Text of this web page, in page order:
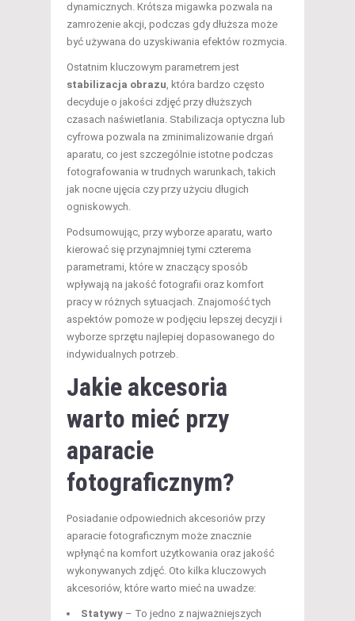
dynamicznych. Krótsza migawka pozwala na
zamrożenie akcji, podczas gdy dłuższa może
być używana do uzyskiwania efektów rozmycia.
Ostatnim kluczowym parametrem jest
stabilizacja obrazu, która bardzo często
decyduje o jakości zdjęć przy dłuższych
czasach naświetlania. Stabilizacja optyczna lub
cyfrowa pozwala na zminimalizowanie drgań
aparatu, co jest szczególnie istotne podczas
fotografowania w trudnych warunkach, takich
jak nocne ujęcia czy przy użyciu długich
ogniskowych.
Podsumowując, przy wyborze aparatu, warto
kierować się przynajmniej tymi czterema
parametrami, które w znaczący sposób
wpływają na jakość fotografii oraz komfort
pracy w różnych sytuacjach. Znajomość tych
aspektów pomoże w podjęciu lepszej decyzji i
wyborze sprzętu najlepiej dopasowanego do
indywidualnych potrzeb.
Jakie akcesoria
warto mieć przy
aparacie
fotograficznym?
Posiadanie odpowiednich akcesoriów przy
aparacie fotograficznym może znacznie
wpłynąć na komfort użytkowania oraz jakość
wykonywanych zdjęć. Oto kilka kluczowych
akcesoriów, które warto mieć na uwadze:
Statywy – To jedno z najważniejszych